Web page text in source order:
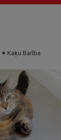
Kaķu Barība